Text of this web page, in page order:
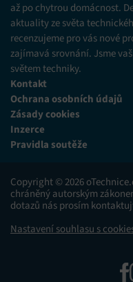
Marketing
Ukládání a/nebo přístup k
omezených údajů k
personalizovanou
personalizované reklamy,
personalizovaný obsah,
personalizovaného
obsahu.
Funkce
údajů, Propojení různých
zařízení na základě
informací.
Zajištění bezpečnosti,
voleb ochrany osobních
až po chytrou domácnost.
aktuality ze světa
recenzujeme pro vás nové
zajímavá srovnání. Jsme
světem techniky.
Kontakt
Ochrana osobních údajů
Zásady cookies
Inzerce
Pravidla soutěže
Copyright © 2026
chráněný autorským
dotazů nás prosím
Nastavení souhlasu s